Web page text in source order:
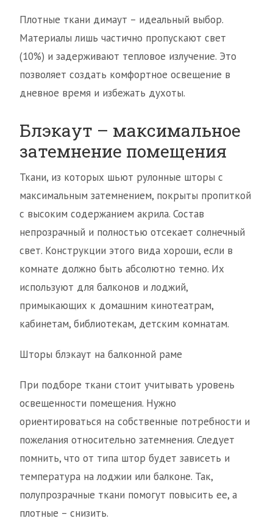
Плотные ткани димаут – идеальный выбор.
Материалы лишь частично пропускают свет
(10%) и задерживают тепловое излучение. Это
позволяет создать комфортное освещение в
дневное время и избежать духоты.
Блэкаут – максимальное
затемнение помещения
Ткани, из которых шьют рулонные шторы с
максимальным затемнением, покрыты пропиткой
с высоким содержанием акрила. Состав
непрозрачный и полностью отсекает солнечный
свет. Конструкции этого вида хороши, если в
комнате должно быть абсолютно темно. Их
используют для балконов и лоджий,
примыкающих к домашним кинотеатрам,
кабинетам, библиотекам, детским комнатам.
Шторы блэкаут на балконной раме
При подборе ткани стоит учитывать уровень
освещенности помещения. Нужно
ориентироваться на собственные потребности и
пожелания относительно затемнения. Следует
помнить, что от типа штор будет зависеть и
температура на лоджии или балконе. Так,
полупрозрачные ткани помогут повысить ее, а
плотные – снизить.